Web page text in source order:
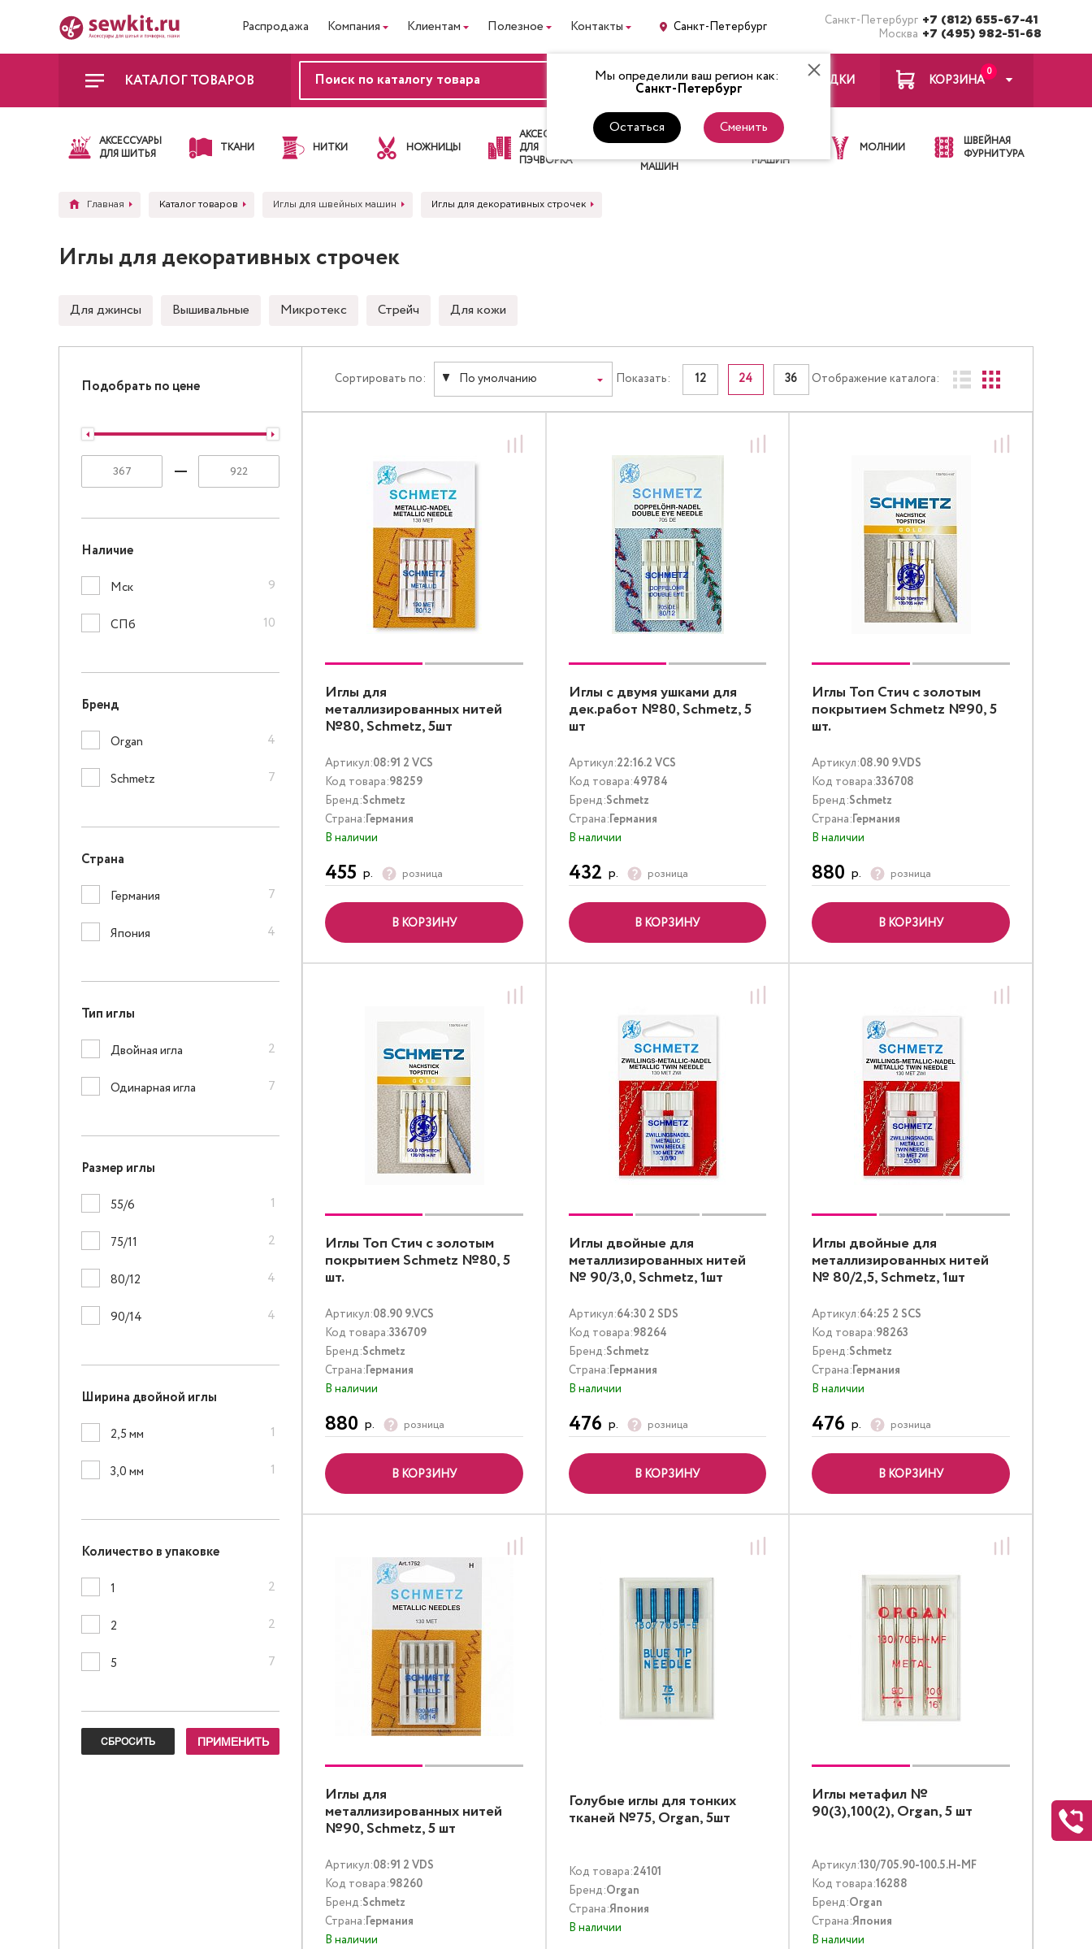
Распродажа Компания Клиентам Полезное Контакты Санкт-Петербург Санкт-Петербург +7 (812) 655-67-41
Москва +7 (495) 982-51-68
Мы определили ваш регион как:
Санкт-Петербург
Остаться Сменить
КАТАЛОГ ТОВАРОВ ВХОД ЗАКЛАДКИ
0
КОРЗИНА
АКСЕССУАРЫ
ДЛЯ ШИТЬЯ
ТКАНИ НИТКИ НОЖНИЦЫ
АКСЕССУАРЫ
ДЛЯ
ПЭЧВОРКА
ЛАПКИ
ДЛЯ
МАШИН
ИГЛЫ ДЛЯ
ШВЕЙНЫХ
МАШИН
МОЛНИИ
ШВЕЙНАЯ
ФУРНИТУРА
Главная Каталог товаров Иглы для швейных машин Иглы для декоративных строчек
Иглы для декоративных строчек
Для джинсы Вышивальные Микротекс Стрейч Для кожи
Подобрать по цене
Наличие
Мск 9
СПб 10
Бренд
Organ 4
Schmetz 7
Страна
Германия 7
Япония 4
Тип иглы
Двойная игла 2
Одинарная игла 7
Размер иглы
55/6 1
75/11 2
80/12 4
90/14 4
Ширина двойной иглы
2,5 мм 1
3,0 мм 1
Количество в упаковке
1 2
2 2
5 7
Сортировать по: По умолчанию Показать: 12 24 36 Отображение каталога:
Иглы для
металлизированных нитей
№80, Schmetz, 5шт
Артикул:08:91 2 VCS
Код товара:98259
Бренд:Schmetz
Страна:Германия
В наличии
455 р. розница
В КОРЗИНУ
Иглы с двумя ушками для
дек.работ №80, Schmetz, 5
шт
Артикул:22:16.2 VCS
Код товара:49784
Бренд:Schmetz
Страна:Германия
В наличии
432 р. розница
В КОРЗИНУ
Иглы Топ Стич с золотым
покрытием Schmetz №90, 5
шт.
Артикул:08.90 9.VDS
Код товара:336708
Бренд:Schmetz
Страна:Германия
В наличии
880 р. розница
В КОРЗИНУ
Иглы Топ Стич с золотым
покрытием Schmetz №80, 5
шт.
Артикул:08.90 9.VCS
Код товара:336709
Бренд:Schmetz
Страна:Германия
В наличии
880 р. розница
В КОРЗИНУ
Иглы двойные для
металлизированных нитей
№ 90/3,0, Schmetz, 1шт
Артикул:64:30 2 SDS
Код товара:98264
Бренд:Schmetz
Страна:Германия
В наличии
476 р. розница
В КОРЗИНУ
Иглы двойные для
металлизированных нитей
№ 80/2,5, Schmetz, 1шт
Артикул:64:25 2 SCS
Код товара:98263
Бренд:Schmetz
Страна:Германия
В наличии
476 р. розница
В КОРЗИНУ
Иглы для
металлизированных нитей
№90, Schmetz, 5 шт
Артикул:08:91 2 VDS
Код товара:98260
Бренд:Schmetz
Страна:Германия
В наличии
Голубые иглы для тонких
тканей №75, Organ, 5шт
Код товара:24101
Бренд:Organ
Страна:Япония
В наличии
Иглы метафил №
90(3),100(2), Organ, 5 шт
Артикул:130/705.90-100.5.H-MF
Код товара:16288
Бренд:Organ
Страна:Япония
В наличии